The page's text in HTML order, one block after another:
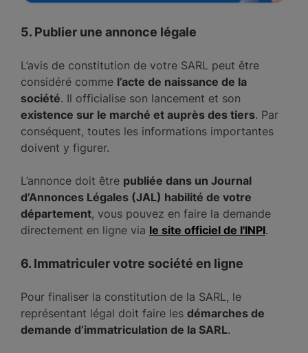
5. Publier une annonce légale
L’avis de constitution de votre SARL peut être
considéré comme l’acte de naissance de la
société. Il officialise son lancement et son
existence sur le marché et auprès des tiers. Par
conséquent, toutes les informations importantes
doivent y figurer.
L’annonce doit être publiée dans un Journal
d’Annonces Légales (JAL) habilité de votre
département, vous pouvez en faire la demande
directement en ligne via le site officiel de l'INPI.
6. Immatriculer votre société en ligne
Pour finaliser la constitution de la SARL, le
représentant légal doit faire les démarches de
demande d’immatriculation de la SARL.